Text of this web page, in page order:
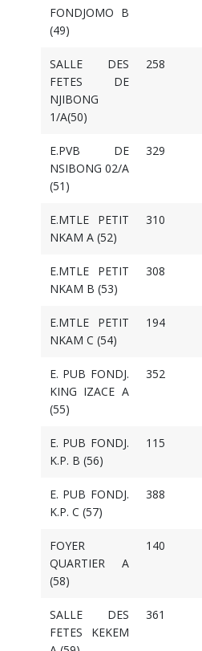
FONDJOMO B
(49)
SALLE DES
FETES DE
NJIBONG
1/A(50)
258
E.PVB DE
NSIBONG 02/A
(51)
329
E.MTLE PETIT
NKAM A (52)
310
E.MTLE PETIT
NKAM B (53)
308
E.MTLE PETIT
NKAM C (54)
194
E. PUB FONDJ.
KING IZACE A
(55)
352
E. PUB FONDJ.
K.P. B (56)
115
E. PUB FONDJ.
K.P. C (57)
388
FOYER
QUARTIER A
(58)
140
SALLE DES
FETES KEKEM
361